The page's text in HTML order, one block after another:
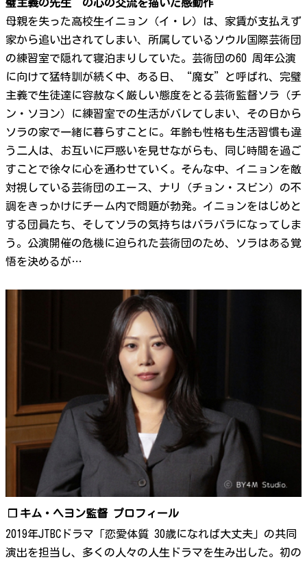
璧主義の先生”の心の交流を描いた感動作
母親を失った高校生イニョン（イ・レ）は、家賃が支払えず
家から追い出されてしまい、所属しているソウル国際芸術団
の練習室で隠れて寝泊まりしていた。芸術団の60 周年公演
に向けて猛特訓が続く中、ある日、“魔女”と呼ばれ、完璧
主義で生徒達に容赦なく厳しい態度をとる芸術監督ソラ（チ
ン・ソヨン）に練習室での生活がバレてしまい、その日から
ソラの家で一緒に暮らすことに。年齢も性格も生活習慣も違
う二人は、お互いに戸惑いを見せながらも、同じ時間を過ご
すことで徐々に心を通わせていく。そんな中、イニョンを敵
対視している芸術団のエース、ナリ（チョン・スビン）の不
調をきっかけにチーム内で問題が勃発。イニョンをはじめと
する団員たち、そしてソラの気持ちはバラバラになってしま
う。公演開催の危機に迫られた芸術団のため、ソラはある覚
悟を決めるが…
❐ キム・ヘヨン監督 プロフィール
2019年JTBCドラマ「恋愛体質 30歳になれば大丈夫」の共同
演出を担当し、多くの人々の人生ドラマを生み出した。初の